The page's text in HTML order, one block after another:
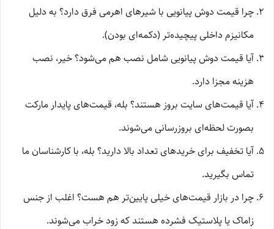
چرا قیمت دوش پیانویی با شیرهای اهرمی فرق دارد؟ به دلیل
مکانیزم داخلی پیچیده‌تر (دکمه‌ای بودن).
آیا قیمت دوش پیانویی شامل نصب هم می‌شود؟ خیر، نصب
هزینه مجزا دارد.
آیا قیمت‌های سایت بروز هستند؟ بله، قیمت‌های پایدار مارکت
بصورت لحظه‌ای بروزرسانی می‌شوند.
آیا تخفیف برای خریدهای تعداد بالا دارید؟ بله، با کارشناسان ما
تماس بگیرید.
چرا در بازار قیمت‌های خیلی پایین‌تر هم هست؟ اغلب از جنس
زاماک یا پلاستیک فشرده هستند که زود خراب می‌شوند.